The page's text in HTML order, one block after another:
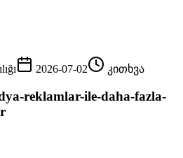
2026-07-02 კითხვა
reklamlar-ile-daha-fazla-